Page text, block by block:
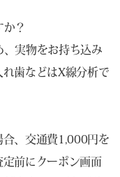
か？
、実物をお持ち込み
れ歯などはX線分析で
、交通費1,000円を
前にクーポン画面